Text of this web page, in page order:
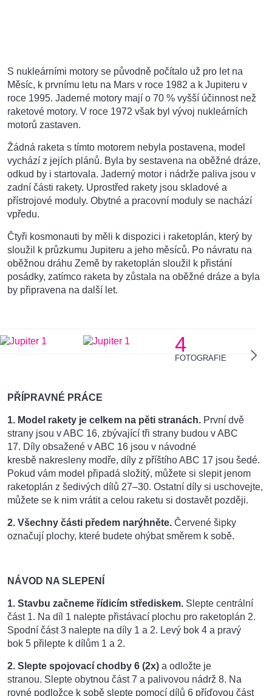
S nukleárními motory se původně počítalo už pro let na
Měsíc, k prvnímu letu na Mars v roce 1982 a k Jupiteru v
roce 1995. Jaderné motory mají o 70 % vyšší účinnost než
raketové motory. V roce 1972 však byl vývoj nukleárních
motorů zastaven.
Žádná raketa s tímto motorem nebyla postavena, model
vychází z jejích plánů. Byla by sestavena na oběžné dráze,
odkud by i startovala. Jaderný motor i nádrže paliva jsou v
zadní části rakety. Uprostřed rakety jsou skladové a
přístrojové moduly. Obytné a pracovní moduly se nachází
vpředu.
Čtyři kosmonauti by měli k dispozici i raketoplán, který by
sloužil k průzkumu Jupiteru a jeho měsíců. Po návratu na
oběžnou dráhu Země by raketoplán sloužil k přistání
posádky, zatímco raketa by zůstala na oběžné dráze a byla
by připravena na další let.
4
FOTOGRAFIE
PŘÍPRAVNÉ PRÁCE
1. Model rakety je celkem na pěti stranách. První dvě
strany jsou v ABC 16, zbývající tři strany budou v ABC
17. Díly obsažené v ABC 16 jsou v návodné
kresbě nakresleny modře, díly z příštího ABC 17 jsou šedé.
Pokud vám model připadá složitý, můžete si slepit jenom
raketoplán z šedivých dílů 27–30. Ostatní díly si uschovejte,
můžete se k nim vrátit a celou raketu si dostavět později.
2. Všechny části předem narýhněte. Červené šipky
označují plochy, které budete ohýbat směrem k sobě.
NÁVOD NA SLEPENÍ
1. Stavbu začneme řídicím střediskem. Slepte centrální
část 1. Na díl 1 nalepte přistávací plochu pro raketoplán 2.
Spodní část 3 nalepte na díly 1 a 2. Levý bok 4 a pravý
bok 5 přilepte k dílům 1 a 2.
2. Slepte spojovací chodby 6 (2x) a odložte je
stranou. Slepte obytnou část 7 a palivovou nádrž 8. Na
rovné podložce k sobě slepte pomocí dílů 6 příďovou část